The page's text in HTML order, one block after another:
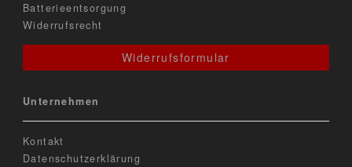
Batterieentsorgung
Widerrufsrecht
Widerrufsformular
Unternehmen
Kontakt
Datenschutzerklärung